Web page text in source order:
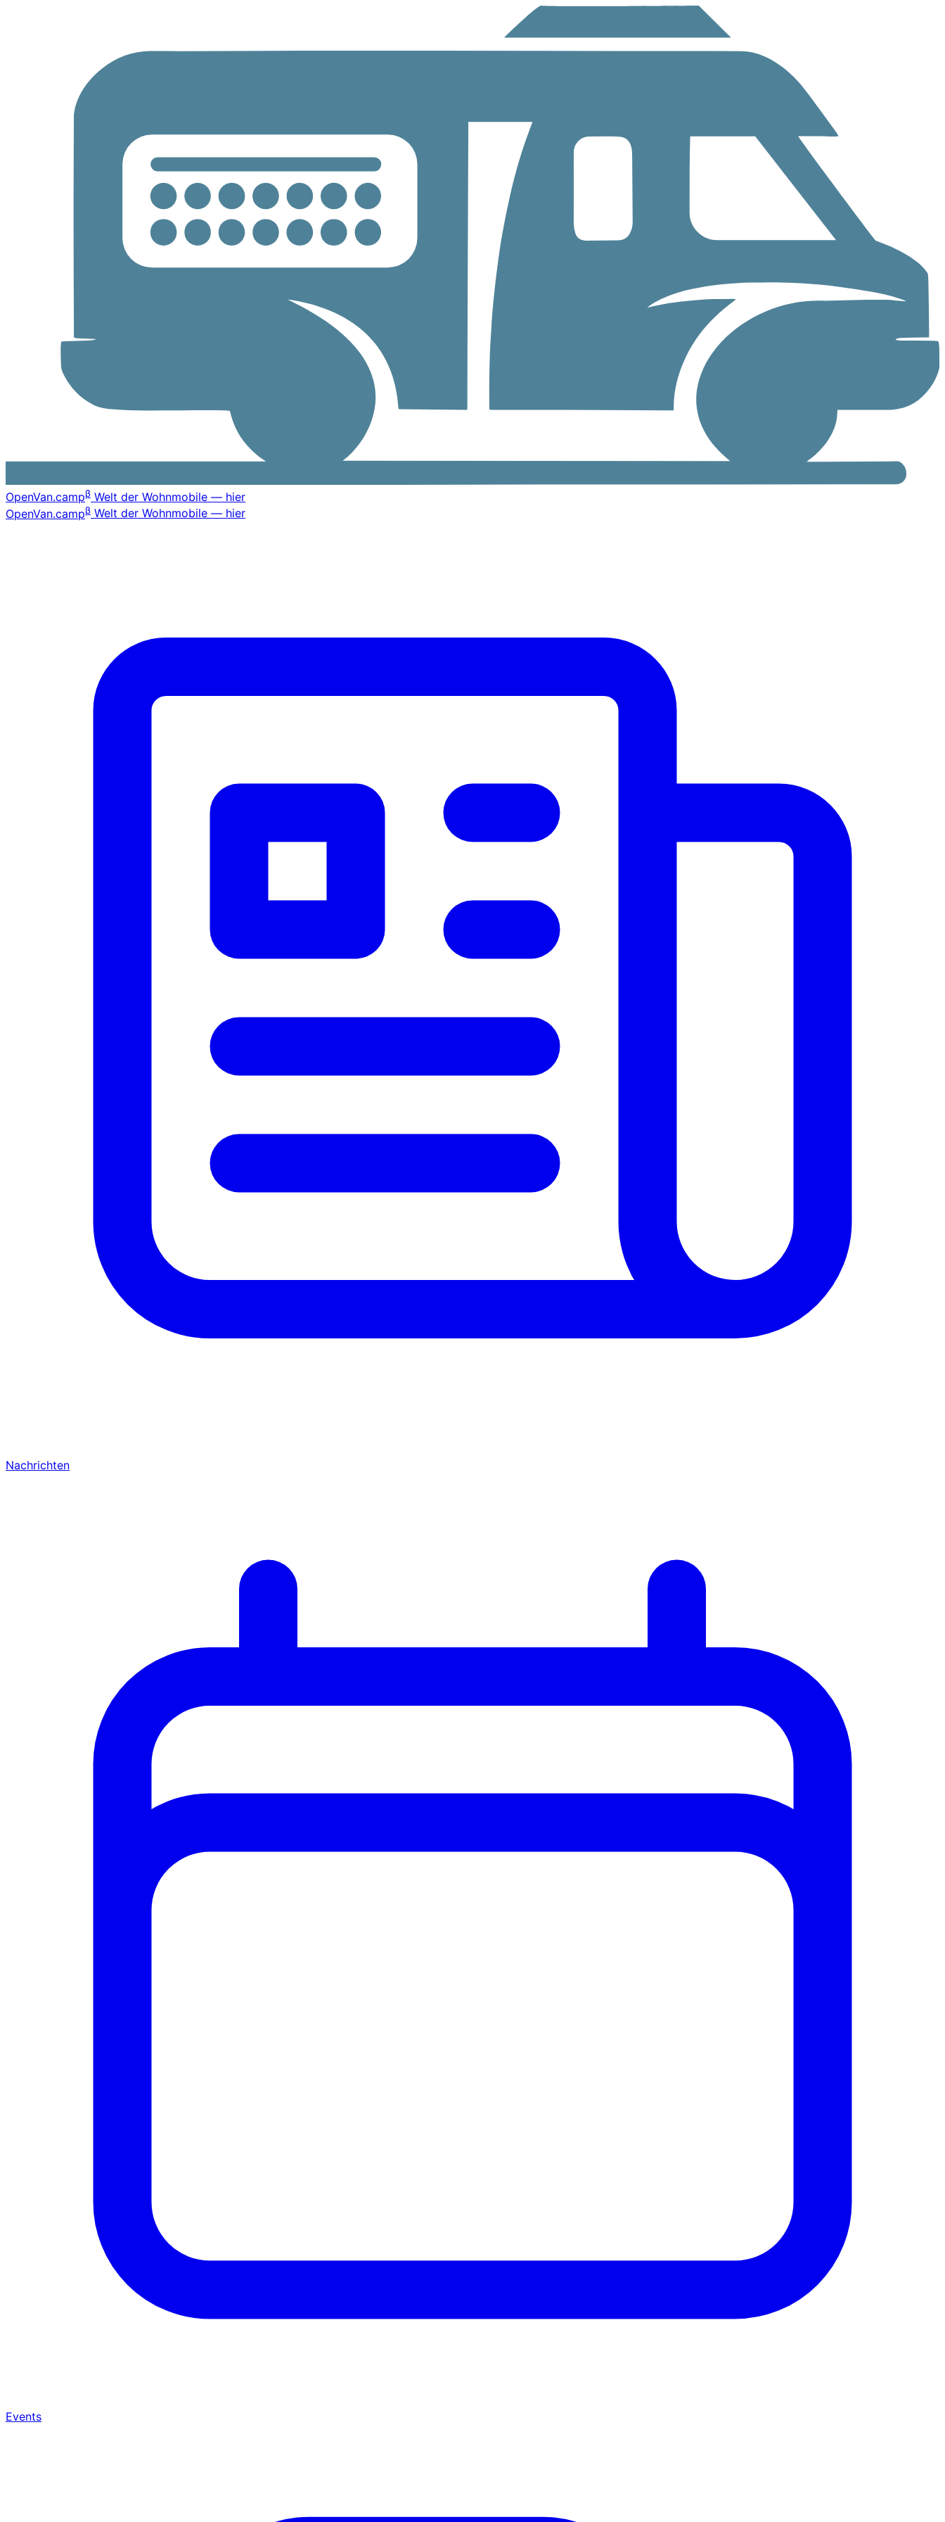
OpenVan.campβ Welt der Wohnmobile — hier
OpenVan.campβ Welt der Wohnmobile — hier
Nachrichten
Events